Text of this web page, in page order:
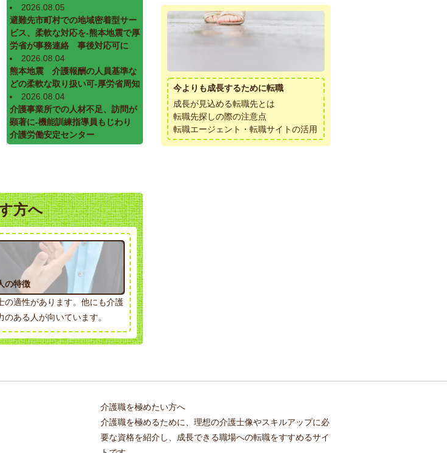
2026.08.05
避難先市町村での地域密着型サー
ビス、柔軟な対応を-熊本地震で厚
労省が事務連絡 事後対応可に
2026.08.04
熊本地震 介護報酬の人員基準な
どの柔軟な取り扱い可-厚労省周知
2026.08.04
介護事業所での人材不足、訪問が
顕著に-機能訓練指導員もじわり
介護労働安定センター
今よりも成長するために転職
成長が見込める転職先とは
転職先探しの際の注意点
転職エージェント・転職サイトの活用
方へ
の特徴
の適性があります。他にも介護
ある人が向いています。
介護職を極めたい方へ
介護職を極めるために、理想の介護士像やスキルアップに必
要な資格を紹介し、成長できる職場への転職をすすめるサイ